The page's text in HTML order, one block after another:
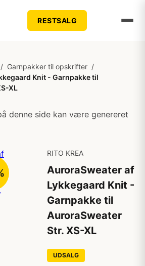
RESTSALG
/ Garnpakker til opskrifter /
Knit - Garnpakke til
XL
denne side kan være genereret
RITO KREA
AuroraSweater af
Lykkegaard Knit -
Garnpakke til
AuroraSweater
Str. XS-XL
UDSALG